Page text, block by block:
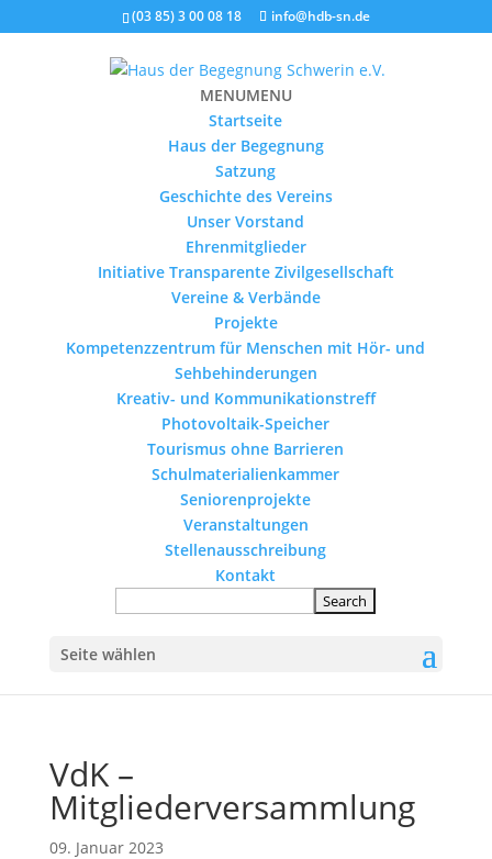
(03 85) 3 00 08 18 info@hdb-sn.de
MENUMENU
Startseite
Haus der Begegnung
Satzung
Geschichte des Vereins
Unser Vorstand
Ehrenmitglieder
Initiative Transparente Zivilgesellschaft
Vereine & Verbände
Projekte
Kompetenzzentrum für Menschen mit Hör- und
Sehbehinderungen
Kreativ- und Kommunikationstreff
Photovoltaik-Speicher
Tourismus ohne Barrieren
Schulmaterialienkammer
Seniorenprojekte
Veranstaltungen
Stellenausschreibung
Kontakt
Seite wählen
VdK –
Mitgliederversammlung
09. Januar 2023